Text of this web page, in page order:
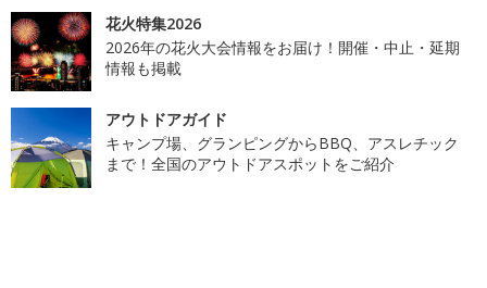
花火特集2026
2026年の花火大会情報をお届け！開催・中止・延期
情報も掲載
アウトドアガイド
キャンプ場、グランピングからBBQ、アスレチック
まで！全国のアウトドアスポットをご紹介